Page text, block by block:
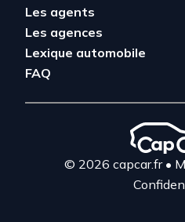
Les agents
Les agences
Lexique automobile
FAQ
© 2026 capcar.fr•